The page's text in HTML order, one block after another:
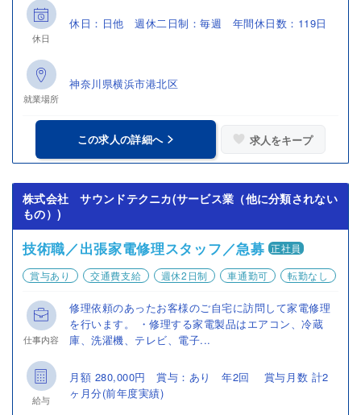
休日
休日：日他 週休二日制：毎週 年間休日数：119日
就業場所
神奈川県横浜市港北区
この求人の詳細へ 求人をキープ
株式会社 サウンドテクニカ(サービス業（他に分類されない
もの）)
技術職／出張家電修理スタッフ／急募 正社員
賞与あり
交通費支給 週休2日制 車通勤可 転勤なし
仕事内容
修理依頼のあったお客様のご自宅に訪問して家電修理
を行います。 ・修理する家電製品はエアコン、冷蔵
庫、洗濯機、テレビ、電子...
給与
月額 280,000円 賞与：あり 年2回 賞与月数 計2
ヶ月分(前年度実績)